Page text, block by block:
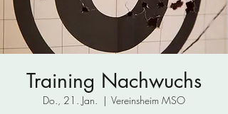
Training Nachwuchs
Do., 21. Jan.
  |
Vereinsheim MSO